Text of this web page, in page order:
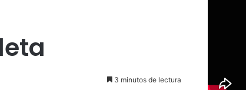
3 minutos de lectura